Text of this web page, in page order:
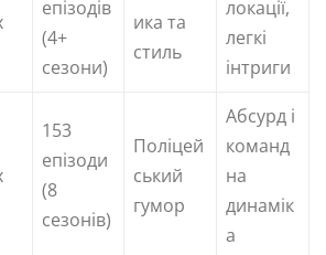
епізодів
(4+
сезони)
ика та
стиль
локації,
легкі
інтриги
153
епізоди
(8
сезонів)
Поліцей
ський
гумор
Абсурд і
команд
на
динамік
а